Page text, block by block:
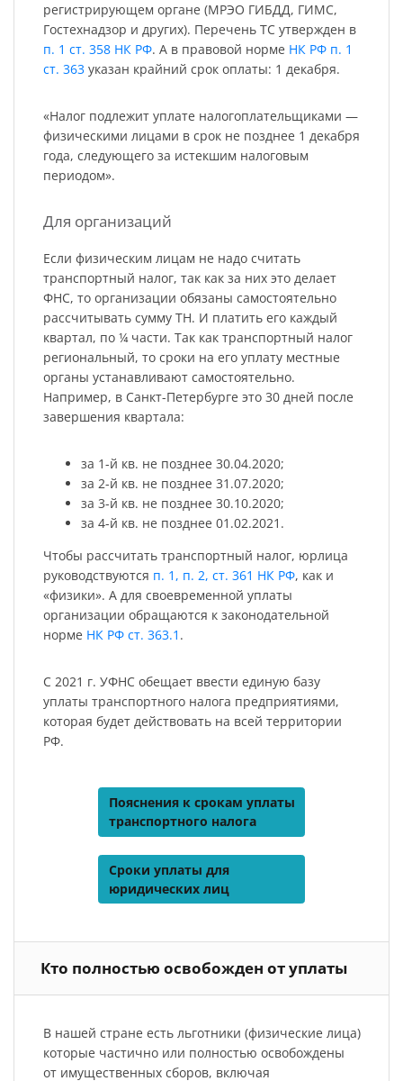
регистрирующем органе (МРЭО ГИБДД, ГИМС,
Гостехнадзор и других). Перечень ТС утвержден в
п. 1 ст. 358 НК РФ. А в правовой норме НК РФ п. 1
ст. 363указан крайний срок оплаты: 1 декабря.
«Налог подлежит уплате налогоплательщиками —
физическими лицами в срок не позднее 1 декабря
года, следующего за истекшим налоговым
периодом».
Для организаций
Если физическим лицам не надо считать
транспортный налог, так как за них это делает
ФНС, то организации обязаны самостоятельно
рассчитывать сумму ТН. И платить его каждый
квартал, по ¼ части. Так как транспортный налог
региональный, то сроки на его уплату местные
органы устанавливают самостоятельно.
Например, в Санкт-Петербурге это 30 дней после
завершения квартала:
за 1-й кв. не позднее 30.04.2020;
за 2-й кв. не позднее 31.07.2020;
за 3-й кв. не позднее 30.10.2020;
за 4-й кв. не позднее 01.02.2021.
Чтобы рассчитать транспортный налог, юрлица
руководствуются п. 1, п. 2, ст. 361 НК РФ, как и
«физики». А для своевременной уплаты
организации обращаются к законодательной
норме НК РФ ст. 363.1 .
С 2021 г. УФНС обещает ввести единую базу
уплаты транспортного налога предприятиями,
которая будет действовать на всей территории
РФ.
Пояснения к срокам уплаты
транспортного налога
Сроки уплаты для
юридических лиц
Кто полностью освобожден от уплаты
В нашей стране есть льготники (физические лица)
которые частично или полностью освобождены
от имущественных сборов, включая